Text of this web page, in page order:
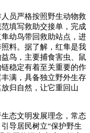
员严格按照野生动物救
填写救助交接单，完成
幼鸟带回救助站点，进
料。据了解，红隼是我
鸟，主要捕食害虫、鼠
稳定有着至关重要的作
满，具备独立野外生存
归自然，让它重回山
态文明发展理念，常态
导居民树立“保护野生